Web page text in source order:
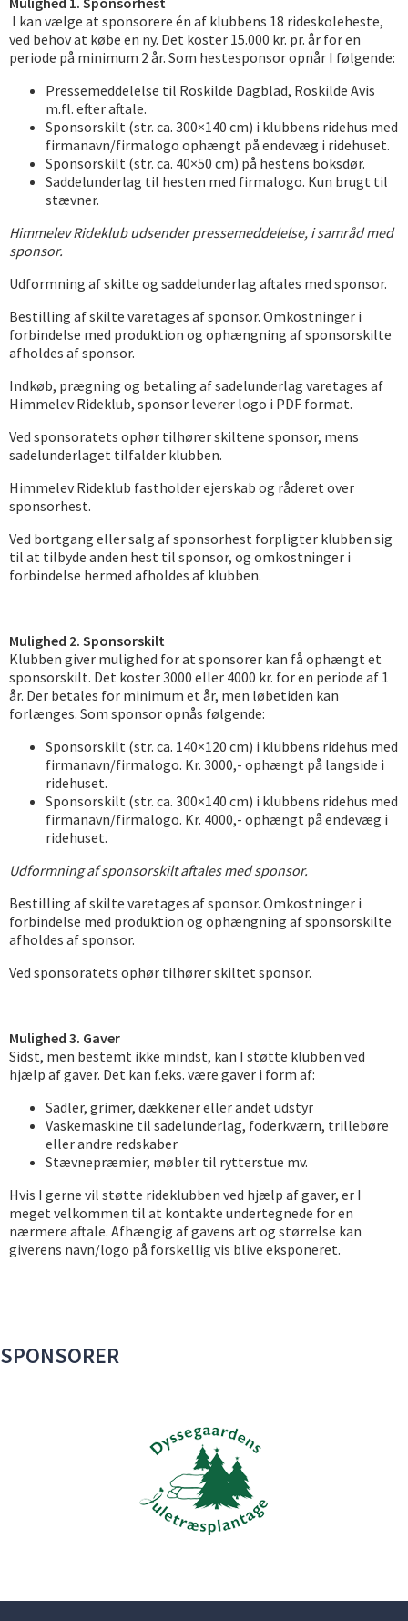
I kan vælge at sponsorere én af klubbens 18 rideskoleheste,
ved behov at købe en ny. Det koster 15.000 kr. pr. år for en
periode på minimum 2 år. Som hestesponsor opnår I følgende:
Pressemeddelelse til Roskilde Dagblad, Roskilde Avis
m.fl. efter aftale.
Sponsorskilt (str. ca. 300×140 cm) i klubbens ridehus med
firmanavn/firmalogo ophængt på endevæg i ridehuset.
Sponsorskilt (str. ca. 40×50 cm) på hestens boksdør.
Saddelunderlag til hesten med firmalogo. Kun brugt til
stævner.
Himmelev Rideklub udsender pressemeddelelse, i samråd med
sponsor.
Udformning af skilte og saddelunderlag aftales med sponsor.
Bestilling af skilte varetages af sponsor. Omkostninger i
forbindelse med produktion og ophængning af sponsorskilte
afholdes af sponsor.
Indkøb, prægning og betaling af sadelunderlag varetages af
Himmelev Rideklub, sponsor leverer logo i PDF format.
Ved sponsoratets ophør tilhører skiltene sponsor, mens
sadelunderlaget tilfalder klubben.
Himmelev Rideklub fastholder ejerskab og råderet over
sponsorhest.
Ved bortgang eller salg af sponsorhest forpligter klubben sig
til at tilbyde anden hest til sponsor, og omkostninger i
forbindelse hermed afholdes af klubben.
Mulighed 2. Sponsorskilt
Klubben giver mulighed for at sponsorer kan få ophængt et
sponsorskilt. Det koster 3000 eller 4000 kr. for en periode af 1
år. Der betales for minimum et år, men løbetiden kan
forlænges. Som sponsor opnås følgende:
Sponsorskilt (str. ca. 140×120 cm) i klubbens ridehus med
firmanavn/firmalogo. Kr. 3000,- ophængt på langside i
ridehuset.
Sponsorskilt (str. ca. 300×140 cm) i klubbens ridehus med
firmanavn/firmalogo. Kr. 4000,- ophængt på endevæg i
ridehuset.
Udformning af sponsorskilt aftales med sponsor.
Bestilling af skilte varetages af sponsor. Omkostninger i
forbindelse med produktion og ophængning af sponsorskilte
afholdes af sponsor.
Ved sponsoratets ophør tilhører skiltet sponsor.
Mulighed 3. Gaver
Sidst, men bestemt ikke mindst, kan I støtte klubben ved
hjælp af gaver. Det kan f.eks. være gaver i form af:
Sadler, grimer, dækkener eller andet udstyr
Vaskemaskine til sadelunderlag, foderkværn, trillebøre
eller andre redskaber
Stævnepræmier, møbler til rytterstue mv.
Hvis I gerne vil støtte rideklubben ved hjælp af gaver, er I
meget velkommen til at kontakte undertegnede for en
nærmere aftale. Afhængig af gavens art og størrelse kan
giverens navn/logo på forskellig vis blive eksponeret.
SPONSORER